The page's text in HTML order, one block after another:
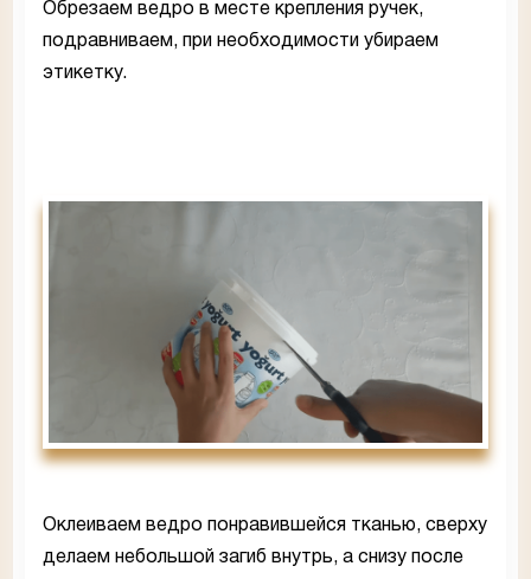
Обрезаем ведро в месте крепления ручек,
подравниваем, при необходимости убираем
этикетку.
Оклеиваем ведро понравившейся тканью, сверху
делаем небольшой загиб внутрь, а снизу после